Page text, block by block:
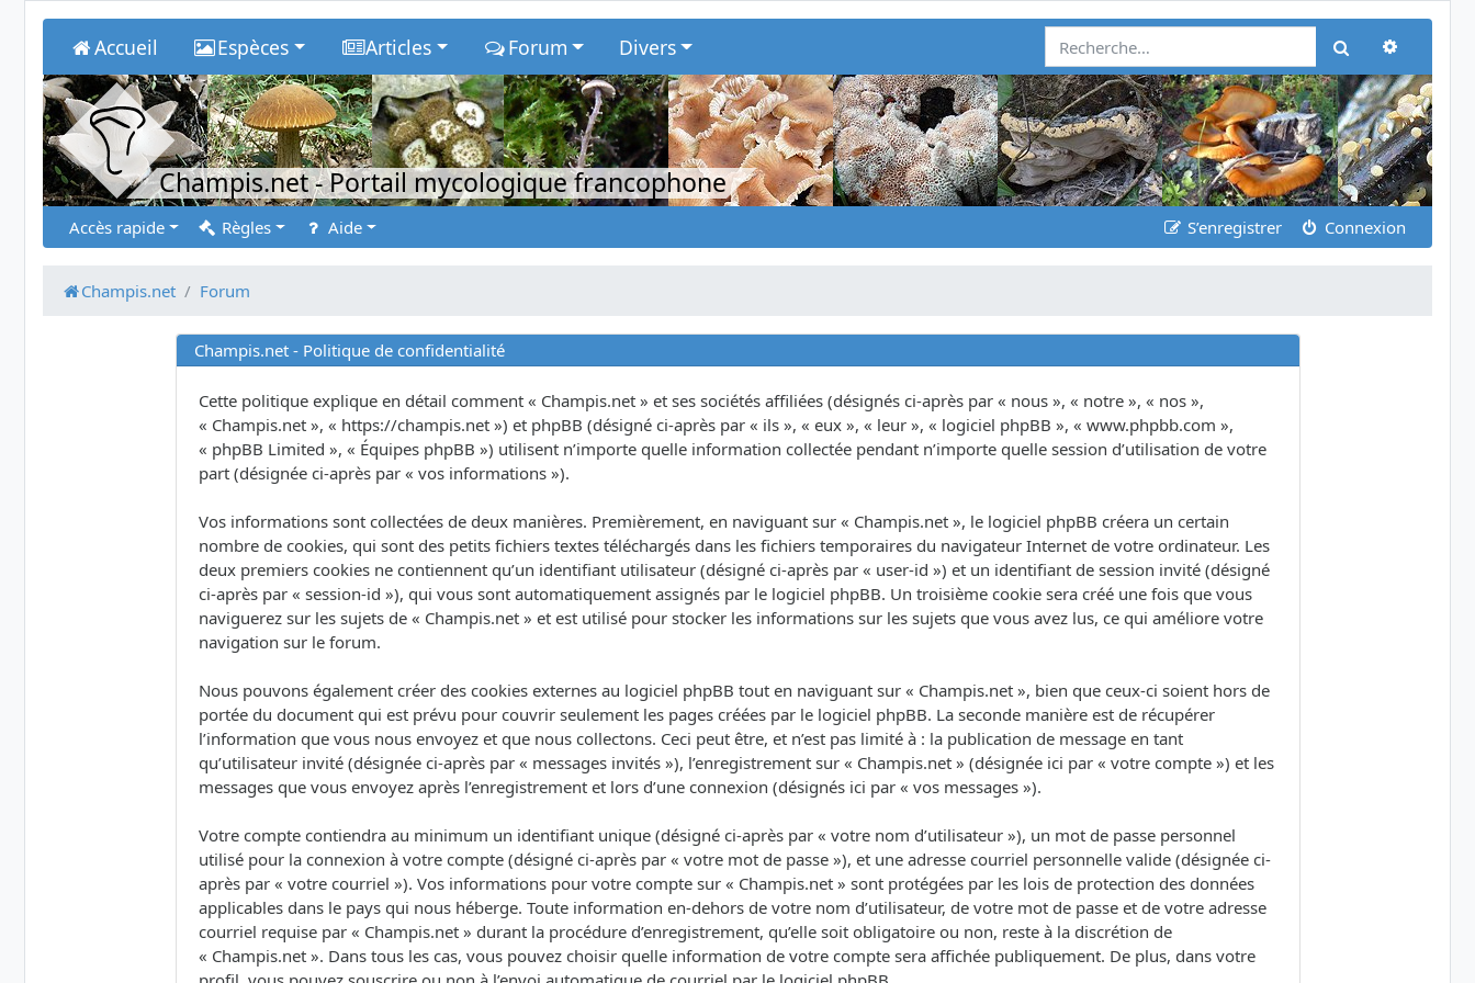
Accueil Espèces Articles Forum Divers Rechercher
Champis.net- Portail mycologique francophone
Accès rapide Règles Aide S’enregistrer Connexion
Champis.net Forum
Champis.net - Politique de confidentialité
Cette politique explique en détail comment « Champis.net » et ses sociétés affiliées (désignés ci-après par « nous », « notre », « nos »,
« Champis.net », « https://champis.net ») et phpBB (désigné ci-après par « ils », « eux », « leur », « logiciel phpBB », « www.phpbb.com »,
« phpBB Limited », « Équipes phpBB ») utilisent n’importe quelle information collectée pendant n’importe quelle session d’utilisation de votre
part (désignée ci-après par « vos informations »).
Vos informations sont collectées de deux manières. Premièrement, en naviguant sur « Champis.net », le logiciel phpBB créera un certain
nombre de cookies, qui sont des petits fichiers textes téléchargés dans les fichiers temporaires du navigateur Internet de votre ordinateur. Les
deux premiers cookies ne contiennent qu’un identifiant utilisateur (désigné ci-après par « user-id ») et un identifiant de session invité (désigné
ci-après par « session-id »), qui vous sont automatiquement assignés par le logiciel phpBB. Un troisième cookie sera créé une fois que vous
naviguerez sur les sujets de « Champis.net » et est utilisé pour stocker les informations sur les sujets que vous avez lus, ce qui améliore votre
navigation sur le forum.
Nous pouvons également créer des cookies externes au logiciel phpBB tout en naviguant sur « Champis.net », bien que ceux-ci soient hors de
portée du document qui est prévu pour couvrir seulement les pages créées par le logiciel phpBB. La seconde manière est de récupérer
l’information que vous nous envoyez et que nous collectons. Ceci peut être, et n’est pas limité à : la publication de message en tant
qu’utilisateur invité (désignée ci-après par « messages invités »), l’enregistrement sur « Champis.net » (désignée ici par « votre compte ») et les
messages que vous envoyez après l’enregistrement et lors d’une connexion (désignés ici par « vos messages »).
Votre compte contiendra au minimum un identifiant unique (désigné ci-après par « votre nom d’utilisateur »), un mot de passe personnel
utilisé pour la connexion à votre compte (désigné ci-après par « votre mot de passe »), et une adresse courriel personnelle valide (désignée ci-
après par « votre courriel »). Vos informations pour votre compte sur « Champis.net » sont protégées par les lois de protection des données
applicables dans le pays qui nous héberge. Toute information en-dehors de votre nom d’utilisateur, de votre mot de passe et de votre adresse
courriel requise par « Champis.net » durant la procédure d’enregistrement, qu’elle soit obligatoire ou non, reste à la discrétion de
« Champis.net ». Dans tous les cas, vous pouvez choisir quelle information de votre compte sera affichée publiquement. De plus, dans votre